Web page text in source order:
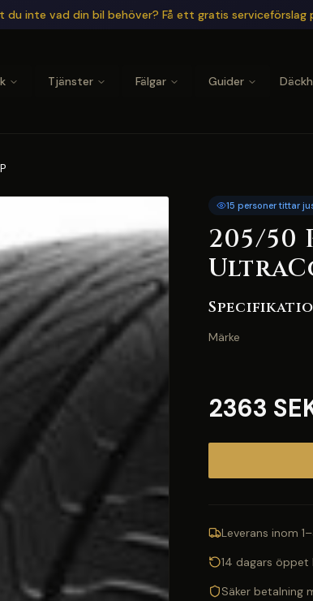
du inte vad din bil behöver? Få ett gratis serviceförslag
Tjänster Fälgar Guider
15 personer tittar
205/50
Märke
2363
Leverans inom
14 dagars öppet
Säker betalning